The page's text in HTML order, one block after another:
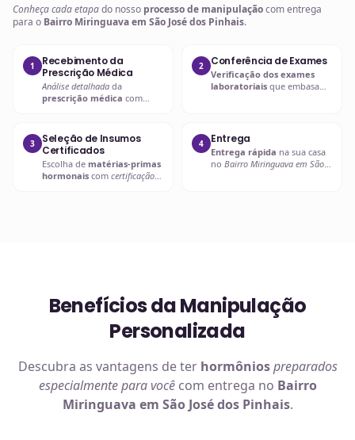
Conheça cada etapado nosso processo de manipulaçãocom entrega
para o Bairro Miringuava em São José dos Pinhais.
1
Recebimento da
Prescrição Médica
Análise detalhada da
prescrição médica com
2 Conferência de Exames
Verificação dos exames
laboratoriais que embasam
3
Seleção de Insumos
Certificados
Escolha de matérias-primas
hormonais com certificação
4 Entrega
Entrega rápida na sua casa
no Bairro Miringuava em São
Benefícios da Manipulação
Personalizada
Descubra as vantagens de ter hormônios preparados
especialmente para vocêcom entrega no Bairro
Miringuava em São José dos Pinhais.